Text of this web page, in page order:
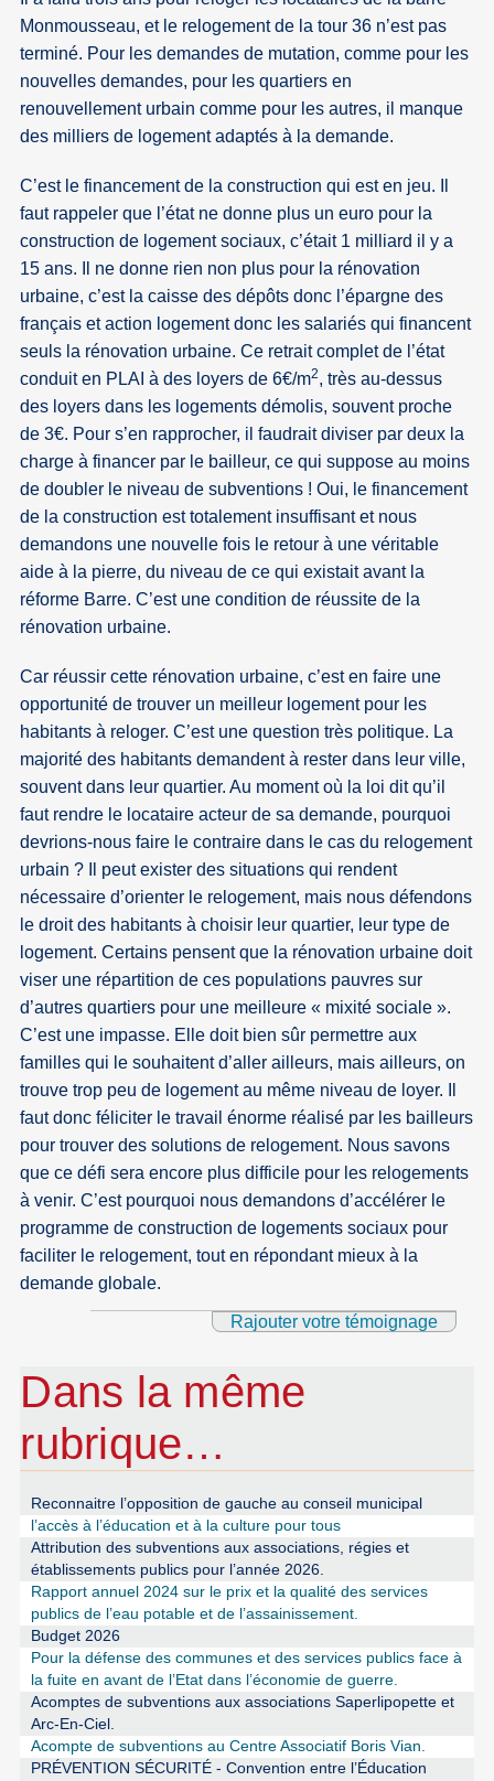
Monmousseau, et le relogement de la tour 36 n’est pas
terminé. Pour les demandes de mutation, comme pour les
nouvelles demandes, pour les quartiers en
renouvellement urbain comme pour les autres, il manque
des milliers de logement adaptés à la demande.
C’est le financement de la construction qui est en jeu. Il
faut rappeler que l’état ne donne plus un euro pour la
construction de logement sociaux, c’était 1 milliard il y a
15 ans. Il ne donne rien non plus pour la rénovation
urbaine, c’est la caisse des dépôts donc l’épargne des
français et action logement donc les salariés qui financent
seuls la rénovation urbaine. Ce retrait complet de l’état
conduit en PLAI à des loyers de 6€/m2, très au-dessus
des loyers dans les logements démolis, souvent proche
de 3€. Pour s’en rapprocher, il faudrait diviser par deux la
charge à financer par le bailleur, ce qui suppose au moins
de doubler le niveau de subventions ! Oui, le financement
de la construction est totalement insuffisant et nous
demandons une nouvelle fois le retour à une véritable
aide à la pierre, du niveau de ce qui existait avant la
réforme Barre. C’est une condition de réussite de la
rénovation urbaine.
Car réussir cette rénovation urbaine, c’est en faire une
opportunité de trouver un meilleur logement pour les
habitants à reloger. C’est une question très politique. La
majorité des habitants demandent à rester dans leur ville,
souvent dans leur quartier. Au moment où la loi dit qu’il
faut rendre le locataire acteur de sa demande, pourquoi
devrions-nous faire le contraire dans le cas du relogement
urbain ? Il peut exister des situations qui rendent
nécessaire d’orienter le relogement, mais nous défendons
le droit des habitants à choisir leur quartier, leur type de
logement. Certains pensent que la rénovation urbaine doit
viser une répartition de ces populations pauvres sur
d’autres quartiers pour une meilleure « mixité sociale ».
C’est une impasse. Elle doit bien sûr permettre aux
familles qui le souhaitent d’aller ailleurs, mais ailleurs, on
trouve trop peu de logement au même niveau de loyer. Il
faut donc féliciter le travail énorme réalisé par les bailleurs
pour trouver des solutions de relogement. Nous savons
que ce défi sera encore plus difficile pour les relogements
à venir. C’est pourquoi nous demandons d’accélérer le
programme de construction de logements sociaux pour
faciliter le relogement, tout en répondant mieux à la
demande globale.
Rajouter votre témoignage
Dans la même
rubrique…
Reconnaitre l’opposition de gauche au conseil municipal
l’accès à l’éducation et à la culture pour tous
Attribution des subventions aux associations, régies et
établissements publics pour l’année 2026.
Rapport annuel 2024 sur le prix et la qualité des services
publics de l’eau potable et de l’assainissement.
Budget 2026
Pour la défense des communes et des services publics face à
la fuite en avant de l’Etat dans l’économie de guerre.
Acomptes de subventions aux associations Saperlipopette et
Arc-En-Ciel.
Acompte de subventions au Centre Associatif Boris Vian.
PRÉVENTION SÉCURITÉ - Convention entre l’Éducation